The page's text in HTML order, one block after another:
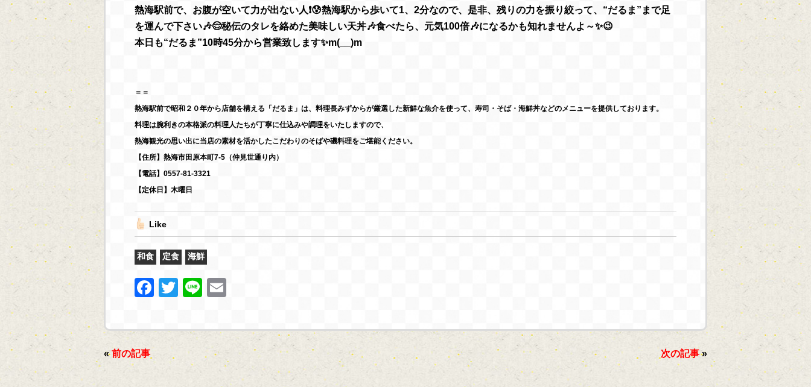
熱海駅前で、お腹が空いて力が出ない人❗😰熱海駅から歩いて1、2分なので、是非、残りの力を振り絞って、“だるま”まで足
を運んで下さい🎶😌秘伝のタレを絡めた美味しい天丼🎶食べたら、元気100倍🎶になるかも知れませんよ～✨😉
本日も“だるま”10時45分から営業致します✨m(__)m
＝＝
熱海駅前で昭和２０年から店舗を構える「だるま」は、料理長みずからが厳選した新鮮な魚介を使って、寿司・そば・海鮮丼などのメニューを提供しております。
料理は腕利きの本格派の料理人たちが丁寧に仕込みや調理をいたしますので、
熱海観光の思い出に当店の素材を活かしたこだわりのそばや磯料理をご堪能ください。
【住所】熱海市田原本町7-5（仲見世通り内）
【電話】0557-81-3321
【定休日】木曜日
Like
和食 定食 海鮮
F
c
b
T
itt
er
Li
e
ai
«前の記事 次の記事»